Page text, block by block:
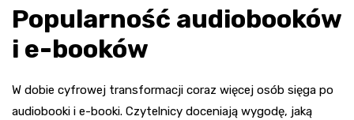
Popularność audiobooków
i e-booków
W dobie cyfrowej transformacji coraz więcej osób sięga po
audiobooki i e-booki. Czytelnicy doceniają wygodę, jaką